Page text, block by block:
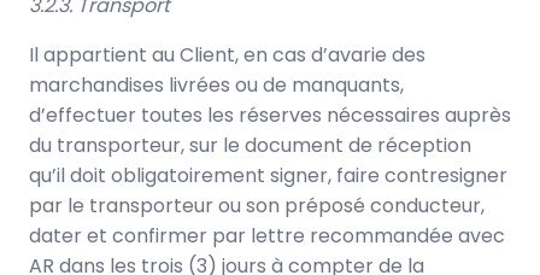
Il appartient au Client, en cas d’avarie des
marchandises livrées ou de manquants,
d’effectuer toutes les réserves nécessaires auprès
du transporteur, sur le document de réception
qu’il doit obligatoirement signer, faire contresigner
par le transporteur ou son préposé conducteur,
dater et confirmer par lettre recommandée avec
AR dans les trois (3) jours à compter de la